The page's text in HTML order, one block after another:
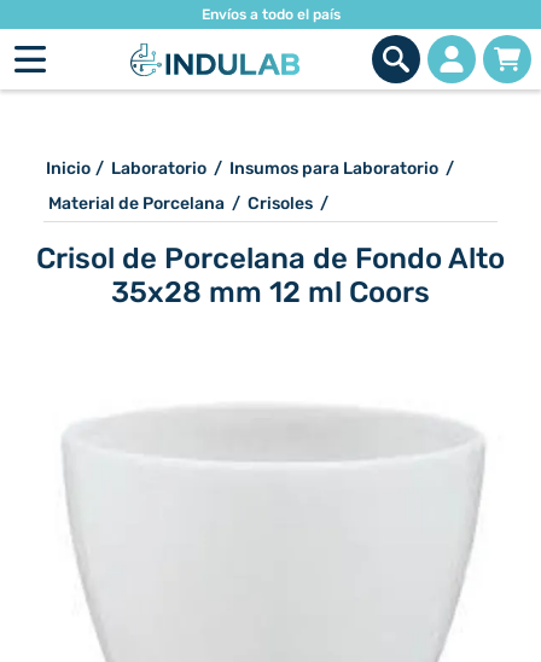
Envíos a todo el país
Inicio / Laboratorio / Insumos para Laboratorio /
Material de Porcelana / Crisoles /
Crisol de Porcelana de Fondo Alto
35x28 mm 12 ml Coors